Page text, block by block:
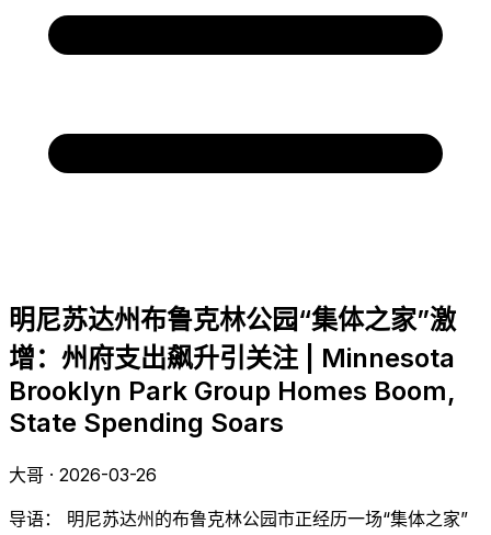
明尼苏达州布鲁克林公园“集体之家”激
增：州府支出飙升引关注 | Minnesota
Brooklyn Park Group Homes Boom,
State Spending Soars
大哥 · 2026-03-26
导语： 明尼苏达州的布鲁克林公园市正经历一场“集体之家”